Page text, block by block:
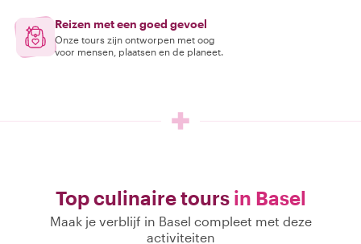
Reizen met een goed gevoel
Onze tours zijn ontworpen met oog
voor mensen, plaatsen en de planeet.
Top culinaire tours in Basel
Maak je verblijf in Basel compleet met deze
activiteiten